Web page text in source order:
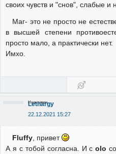
своих чувств и "снов", слабые и
Маг- это не просто не
в высшей степени
просто мало, а практически нет.
Имхо.
Lethargy
22.12.2021 15:27
Неактивен
Fluffy, привет
А я с тобой согласна. И сolo